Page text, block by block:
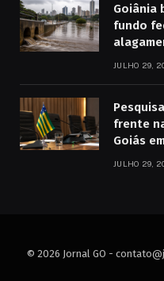
Goiânia
fundo
JULHO 29,
frente
Goiás
JULHO 29,
© 2026 Jornal GO -